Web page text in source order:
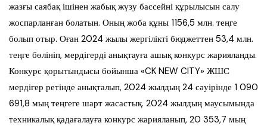
жазғы саябақ ішінен жабық жүзу бассейні құрылысын салу
жоспарланған болатын. Оның жоба құны 1156,5 млн. теңге
болып отыр. Оған 2024 жылы жергілікті бюджеттен 53,4 млн.
теңге бөлініп, мердігерді анықтауға ашық конкурс жарияланды.
Конкурс қорытындысы бойынша «CK NEW CITY» ЖШС
мердігер ретінде анықталып, 2024 жылдың 24 сәуірінде 1 090
691,8 мың теңгеге шарт жасастық. 2024 жылдың маусымында
техникалық қадағалауға конкурс жарияланып, 20 353,7 мың